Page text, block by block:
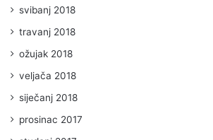
svibanj 2018
travanj 2018
ožujak 2018
veljača 2018
siječanj 2018
prosinac 2017